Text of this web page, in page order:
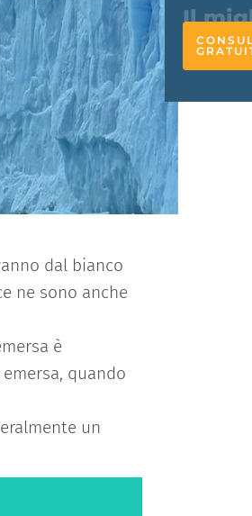
dal bianco
ne sono anche
è
quando
un